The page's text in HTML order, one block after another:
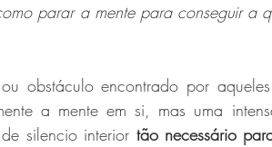
parar a mente para conseguir a
obstáculo encontrado por
a mente em si, mas uma
silencio interior tão necessário